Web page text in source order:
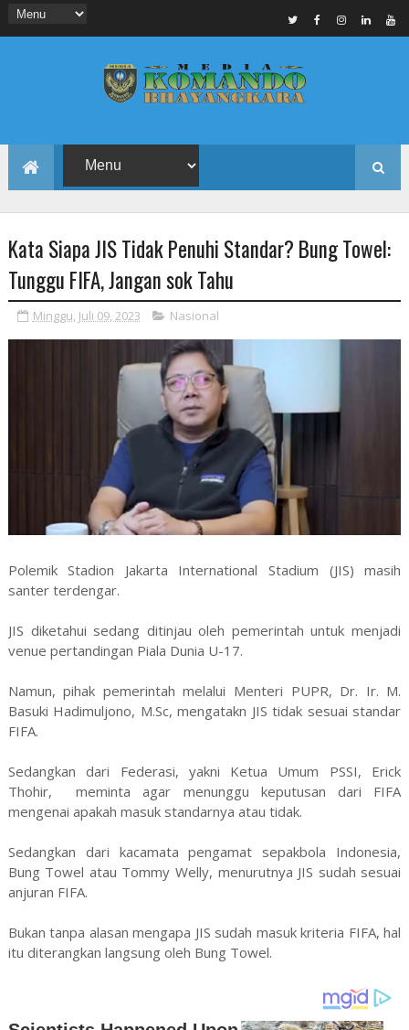
Kata Siapa JIS Tidak Penuhi Standar? Bung Towel:
Tunggu FIFA, Jangan sok Tahu
Minggu, Juli 09, 2023 Nasional
Polemik Stadion Jakarta International Stadium (JIS) masih
santer terdengar.
JIS diketahui sedang ditinjau oleh pemerintah untuk menjadi
venue pertandingan Piala Dunia U-17.
Namun, pihak pemerintah melalui Menteri PUPR, Dr. Ir. M.
Basuki Hadimuljono, M.Sc, mengatakn JIS tidak sesuai standar
FIFA.
Sedangkan dari Federasi, yakni Ketua Umum PSSI, Erick
Thohir, meminta agar menunggu keputusan dari FIFA
mengenai apakah masuk standarnya atau tidak.
Sedangkan dari kacamata pengamat sepakbola Indonesia,
Bung Towel atau Tommy Welly, menurutnya JIS sudah sesuai
anjuran FIFA.
Bukan tanpa alasan mengapa JIS sudah masuk kriteria FIFA, hal
itu diterangkan langsung oleh Bung Towel.